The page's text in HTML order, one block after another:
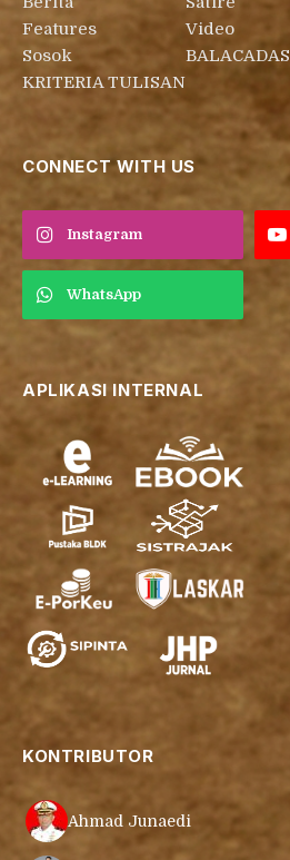
Features
Sosok
KRITERIA TULISAN
Video
BALACADAS
CONNECT WITH US
Instagram
WhatsApp
APLIKASI INTERNAL
KONTRIBUTOR
Ahmad Junaedi